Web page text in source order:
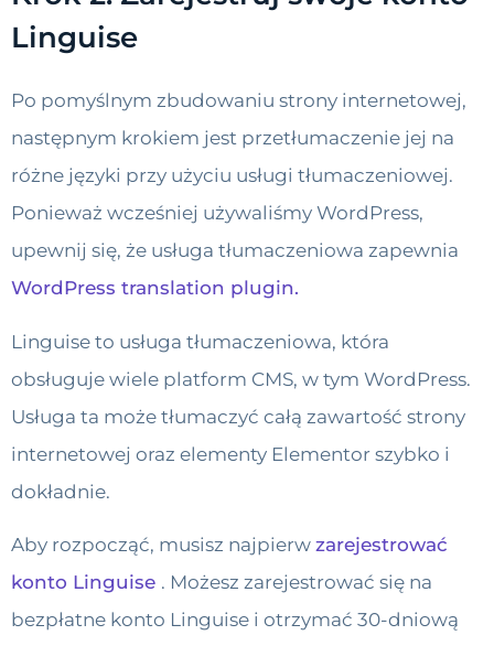
Linguise
Po pomyślnym zbudowaniu strony internetowej,
następnym krokiem jest przetłumaczenie jej na
różne języki przy użyciu usługi tłumaczeniowej.
Ponieważ wcześniej używaliśmy WordPress,
upewnij się, że usługa tłumaczeniowa zapewnia
WordPress translation plugin.
Linguise to usługa tłumaczeniowa, która
obsługuje wiele platform CMS, w tym WordPress.
Usługa ta może tłumaczyć całą zawartość strony
internetowej oraz elementy Elementor szybko i
dokładnie.
Aby rozpocząć, musisz najpierw zarejestrować
konto Linguise . Możesz zarejestrować się na
bezpłatne konto Linguise i otrzymać 30-dniową